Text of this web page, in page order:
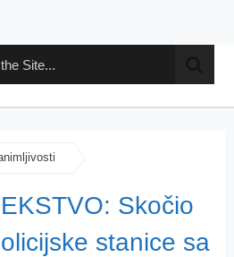
Skočio
stanice sa